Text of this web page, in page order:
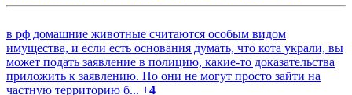
в рф домашние животные считаются особым видом
имущества, и если есть основания думать, что кота украли, вы
может подать заявление в полицию, какие-то доказательства
приложить к заявлению. Но они не могут просто зайти на
частную территорию б... +4